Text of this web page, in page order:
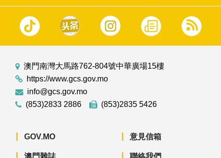
澳門南灣大馬路762-804號中華廣場15樓
https://www.gcs.gov.mo
info@gcs.gov.mo
(853)2833 2886
(853)2835 5426
GOV.MO
澳門雜誌
意見信箱
聯絡我們